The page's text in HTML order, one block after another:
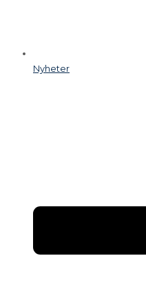
Nyheter